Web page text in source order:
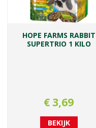
HOPE FARMS RABBIT
SUPERTRIO 1 KILO
€ 3,69
BEKIJK